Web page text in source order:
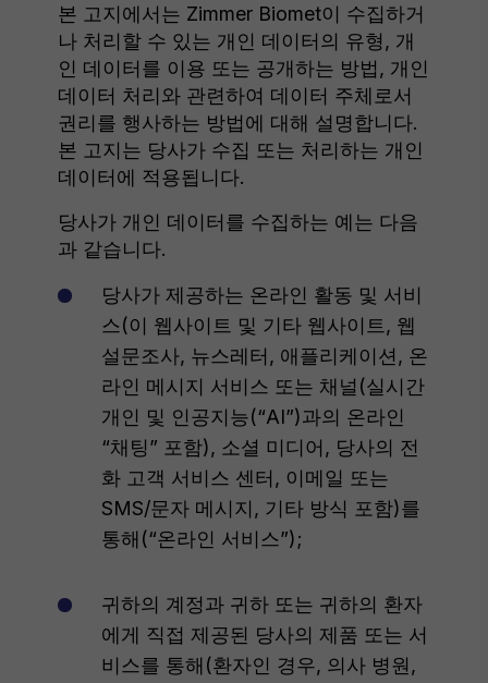
본 고지에서는 Zimmer Biomet이 수집하거
나 처리할 수 있는 개인 데이터의 유형, 개
인 데이터를 이용 또는 공개하는 방법, 개인
데이터 처리와 관련하여 데이터 주체로서
권리를 행사하는 방법에 대해 설명합니다.
본 고지는 당사가 수집 또는 처리하는 개인
데이터에 적용됩니다.
당사가 개인 데이터를 수집하는 예는 다음
과 같습니다.
당사가 제공하는 온라인 활동 및 서비
스(이 웹사이트 및 기타 웹사이트, 웹
설문조사, 뉴스레터, 애플리케이션, 온
라인 메시지 서비스 또는 채널(실시간
개인 및 인공지능(“AI”)과의 온라인
“채팅” 포함), 소셜 미디어, 당사의 전
화 고객 서비스 센터, 이메일 또는
SMS/문자 메시지, 기타 방식 포함)를
통해(“온라인 서비스”);
귀하의 계정과 귀하 또는 귀하의 환자
에게 직접 제공된 당사의 제품 또는 서
비스를 통해(환자인 경우, 의사 병원,